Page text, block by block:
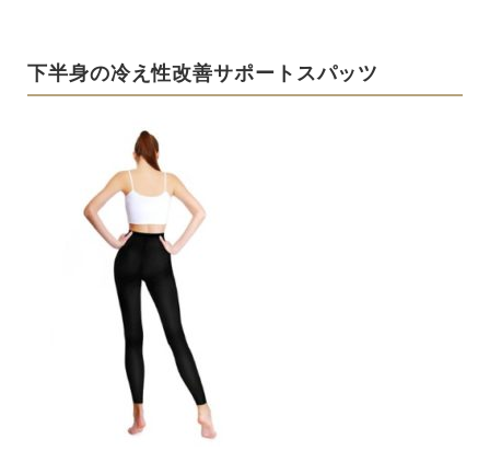
下半身の冷え性改善サポートスパッツ